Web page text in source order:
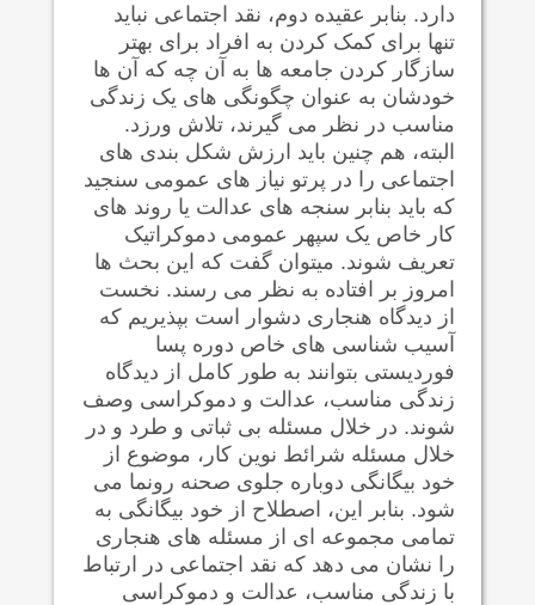
دارد. بنابر عقیده دوم، نقد اجتماعی نباید
تنها برای کمک کردن به افراد برای بهتر
سازگار کردن جامعه ها به آن چه که آن ها
خودشان به عنوان چگونگی های یک زندگی
مناسب در نظر می گیرند، تلاش ورزد.
البته، هم چنین باید ارزش شکل بندی های
اجتماعی را در پرتو نیاز های عمومی سنجید
که باید بنابر سنجه های عدالت یا روند های
کار خاص یک سپهر عمومی دموکراتیک
تعریف شوند. میتوان گفت که این بحث ها
امروز بر افتاده به نظر می رسند. نخست
از دیدگاه هنجاری دشوار است بپذیریم که
آسیب شناسی های خاص دوره پسا
فوردیستی بتوانند به طور کامل از دیدگاه
زندگی مناسب، عدالت و دموکراسی وصف
شوند. در خلال مسئله بی ثباتی و طرد و در
خلال مسئله شرائط نوین کار، موضوع از
خود بیگانگی دوباره جلوی صحنه رونما می
شود. بنابر این، اصطلاح از خود بیگانگی به
تمامی مجموعه ای از مسئله های هنجاری
را نشان می دهد که نقد اجتماعی در ارتباط
با زندگی مناسب، عدالت و دموکراسی